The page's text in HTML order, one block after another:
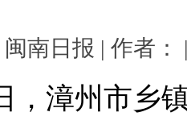
南日报 | 作者：
，漳州市乡